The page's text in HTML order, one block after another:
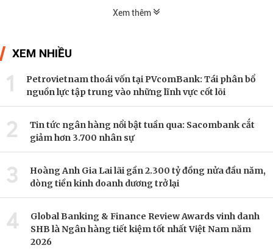
Xem thêm
XEM NHIỀU
1
Petrovietnam thoái vốn tại PVcomBank: Tái phân bổ
nguồn lực tập trung vào những lĩnh vực cốt lõi
2
Tin tức ngân hàng nổi bật tuần qua: Sacombank cắt
giảm hơn 3.700 nhân sự
3
Hoàng Anh Gia Lai lãi gần 2.300 tỷ đồng nửa đầu năm,
dòng tiền kinh doanh dương trở lại
4
Global Banking & Finance Review Awards vinh danh
SHB là Ngân hàng tiết kiệm tốt nhất Việt Nam năm
2026